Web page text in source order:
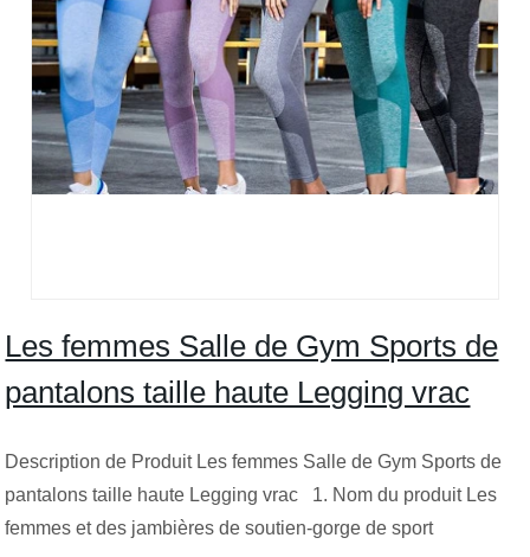
Les femmes Salle de Gym Sports de
pantalons taille haute Legging vrac
Description de Produit Les femmes Salle de Gym Sports de
pantalons taille haute Legging vrac 1. Nom du produit Les
femmes et des jambières de soutien-gorge de sport